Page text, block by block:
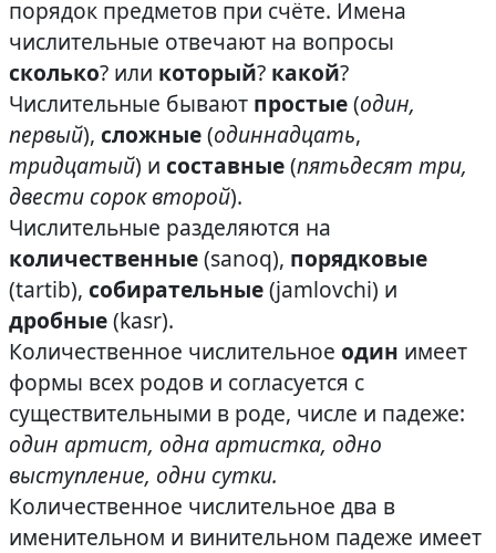
порядок предметов при счёте. Имена
числительные отвечают на вопросы
сколько? или который? какой?
Числительные бывают простые(один,
первый), сложные(одиннадцать,
тридцатый) и составные(пятьдесят три,
двести сорок второй).
Числительные разделяются на
количественные(sanoq), порядковые
(tartib), собирательные(jamlovchi) и
дробные(kasr).
Количественное числительное один имеет
формы всех родов и согласуется с
существительными в роде, числе и падеже:
один артист, одна артистка, одно
выступление, одни сутки.
Количественное числительное два в
именительном и винительном падеже имеет